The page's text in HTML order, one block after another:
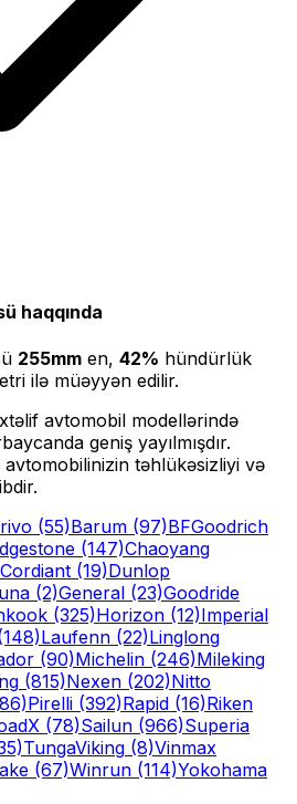
haqqında
255mm en, 42% hündürlük
ilə müəyyən edilir.
avtomobil modellərində
geniş yayılmışdır.
təhlükəsizliyi və
(55)Barum (97)BFGoodrich
(147)Chaoyang
Cordiant (19)Dunlop
(2)General (23)Goodride
(325)Horizon (12)Imperial
Laufenn (22)Linglong
(90)Michelin (246)Mileking
(815)Nexen (202)Nitto
Pirelli (392)Rapid (16)Riken
(78)Sailun (966)Superia
TungaViking (8)Vinmax
(67)Winrun (114)Yokohama